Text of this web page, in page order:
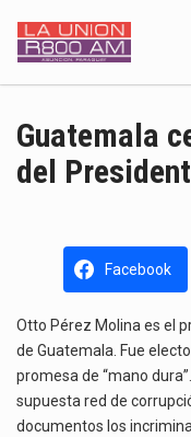
Guatemala
del
Facebook
Otto Pérez Molina es el
de Guatemala. Fue
promesa de “mano
supuesta red de
documentos los